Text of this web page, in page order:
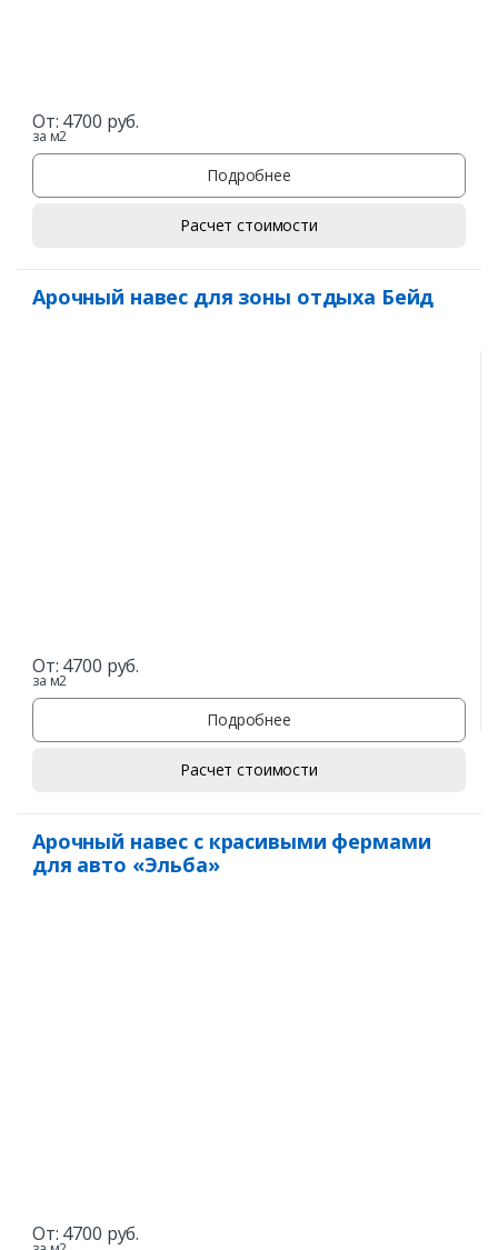
От: 4700 руб.
за м2
Подробнее
Расчет стоимости
Арочный навес для зоны отдыха Бейд
От: 4700 руб.
за м2
Подробнее
Расчет стоимости
Арочный навес с красивыми фермами
для авто «Эльба»
От: 4700 руб.